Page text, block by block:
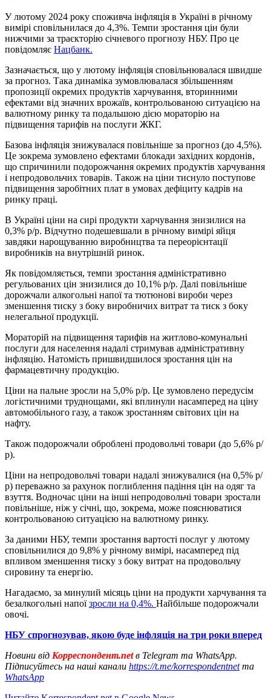
У лютому 2024 року споживча інфляція в Україні в річному
вимірі сповільнилася до 4,3%. Темпи зростання цін були
нижчими за траєкторію січневого прогнозу НБУ. Про це
повідомляє Нацбанк.
Зазначається, що у лютому інфляція сповільнювалася швидше
за прогноз. Така динаміка зумовлювалася збільшенням
пропозиції окремих продуктів харчування, вторинними
ефектами від значних врожаїв, контрольованою ситуацією на
валютному ринку та подальшою дією мораторію на
підвищення тарифів на послуги ЖКГ.
Базова інфляція знижувалася повільніше за прогноз (до 4,5%).
Це зокрема зумовлено ефектами блокади західних кордонів,
що спричинили подорожчання окремих продуктів харчування
і непродовольчих товарів. Також на ціни тиснуло поступове
підвищення заробітних плат в умовах дефіциту кадрів на
ринку праці.
В Україні ціни на сирі продукти харчування знизилися на
0,3% р/р. Відчутно подешевшали в річному вимірі яйця
завдяки нарощуванню виробництва та переорієнтації
виробників на внутрішній ринок.
Як повідомляється, темпи зростання адміністративно
регульованих цін знизилися до 10,1% р/р. Далі повільніше
дорожчали алкогольні напої та тютюнові вироби через
зменшення тиску з боку виробничих витрат та тиск з боку
нелегальної продукції.
Мораторій на підвищення тарифів на житлово-комунальні
послуги для населення надалі стримував адміністративну
інфляцію. Натомість пришвидшилося зростання цін на
фармацевтичну продукцію.
Ціни на пальне зросли на 5,0% р/р. Це зумовлено передусім
логістичними труднощами, які вплинули насамперед на ціну
автомобільного газу, а також зростанням світових цін на
нафту.
Також подорожчали оброблені продовольчі товари (до 5,6% р/
р).
Ціни на непродовольчі товари надалі знижувалися (на 0,5% р/
р) переважно за рахунок поглиблення падіння цін на одяг та
взуття. Водночас ціни на інші непродовольчі товари зростали
повільніше, ніж у січні, що, зокрема, може пояснюватися
контрольованою ситуацією на валютному ринку.
За даними НБУ, темпи зростання вартості послуг у лютому
сповільнилися до 9,8% у річному вимірі, насамперед під
впливом зменшення тиску з боку витрат на продовольчу
сировину та енергію.
Нагадаємо, за минулий місяць ціни на продукти харчування та
безалкогольні напоїзросли на 0,4%. Найбільше подорожчали
овочі.
НБУ спрогнозував, якою буде інфляція на три роки вперед
Новини від Корреспондент.netв Telegram та WhatsApp.
Підписуйтесь на наші канали https://t.me/korrespondentnetта
WhatsApp